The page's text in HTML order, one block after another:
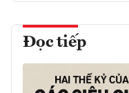
Đọc tiếp